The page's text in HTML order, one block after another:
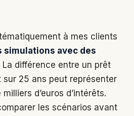
à mes clients
simulations avec des
La différence entre un prêt
25 ans peut représenter
d’euros d’intérêts.
les scénarios avant